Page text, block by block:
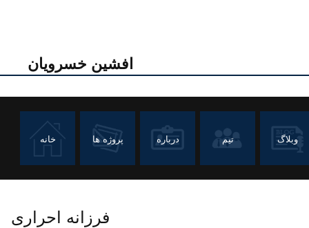
افشین خسرویان
خانه پروژه ها درباره تیم وبلاگ
فرزانه احراری